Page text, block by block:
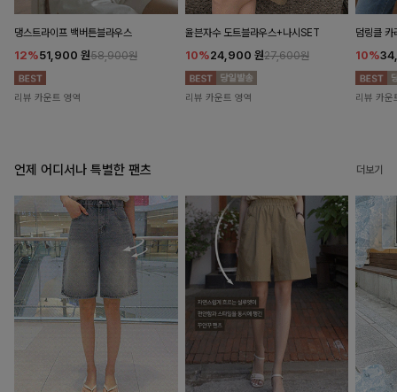
댕스트라이프 백버튼블라우스
12%51,900 원58,900원
리뷰 카운트 영역
율븐자수 도트블라우스+나시SET
10%24,900 원27,600원
리뷰 카운트 영역
덤링클 카
10%
리뷰 카운
언제 어디서나 특별한 팬츠 더보기